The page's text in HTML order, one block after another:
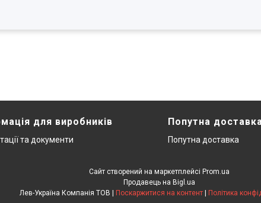
для виробників
та документи
Попутна
Попутна доставка
Сайт створений на маркетплейсі Prom.ua
Продавець на Bigl.ua
Поскаржитися на контент Політика